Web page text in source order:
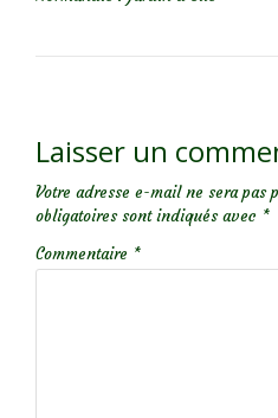
Laisser un
Votre adresse e-mail ne sera pas
obligatoires sont indiqués avec *
Commentaire *